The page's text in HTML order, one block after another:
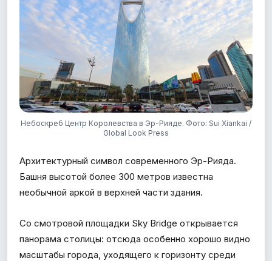
Небоскреб Центр Королевства в Эр-Рияде. Фото: Sui Xiankai /
Global Look Press
Архитектурный символ современного Эр-Рияда.
Башня высотой более 300 метров известна
необычной аркой в верхней части здания.
Со смотровой площадки Sky Bridge открывается
панорама столицы: отсюда особенно хорошо видно
масштабы города, уходящего к горизонту среди